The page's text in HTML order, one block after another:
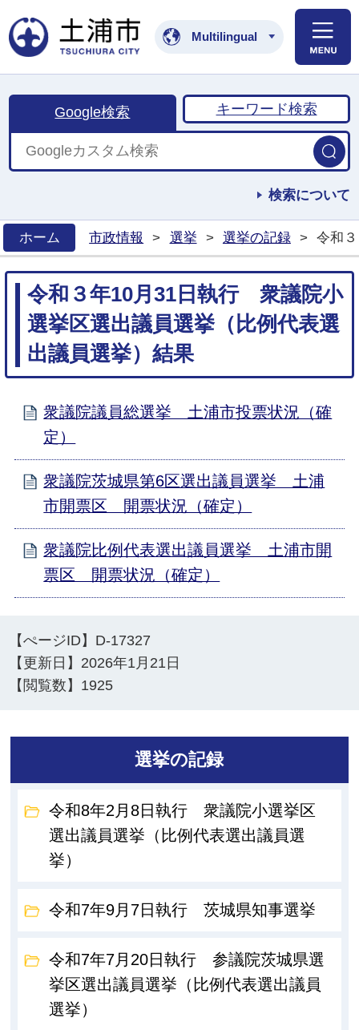
土浦市公式ホームペ
Multilingual
Google検索 キーワード検索
検索について
ホーム
市政情報 > 選挙 > 選挙の記録 > 令和
令和３年10月31日執行 衆議院小
選挙区選出議員選挙（比例代表選
出議員選挙）結果
衆議院議員総選挙 土浦市投票状況（確
定）
衆議院茨城県第6区選出議員選挙 土浦
市開票区 開票状況（確定）
衆議院比例代表選出議員選挙 土浦市開
票区 開票状況（確定）
【ぺージID】 D-17327
【更新日】 2026年1月21日
【閲覧数】 1925
選挙の記録
令和8年2月8日執行 衆議院小選挙区
選出議員選挙（比例代表選出議員選
挙）
令和7年9月7日執行 茨城県知事選挙
令和7年7月20日執行 参議院茨城県選
挙区選出議員選挙（比例代表選出議員
選挙）